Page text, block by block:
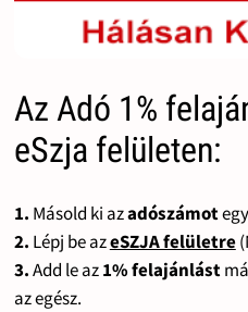
Az Adó 1%
eSzja felületen:
1. Másold ki azadószámot
2. Lépj be azeSZJA felületre
3.Add le az1% felajánlást
az egész.